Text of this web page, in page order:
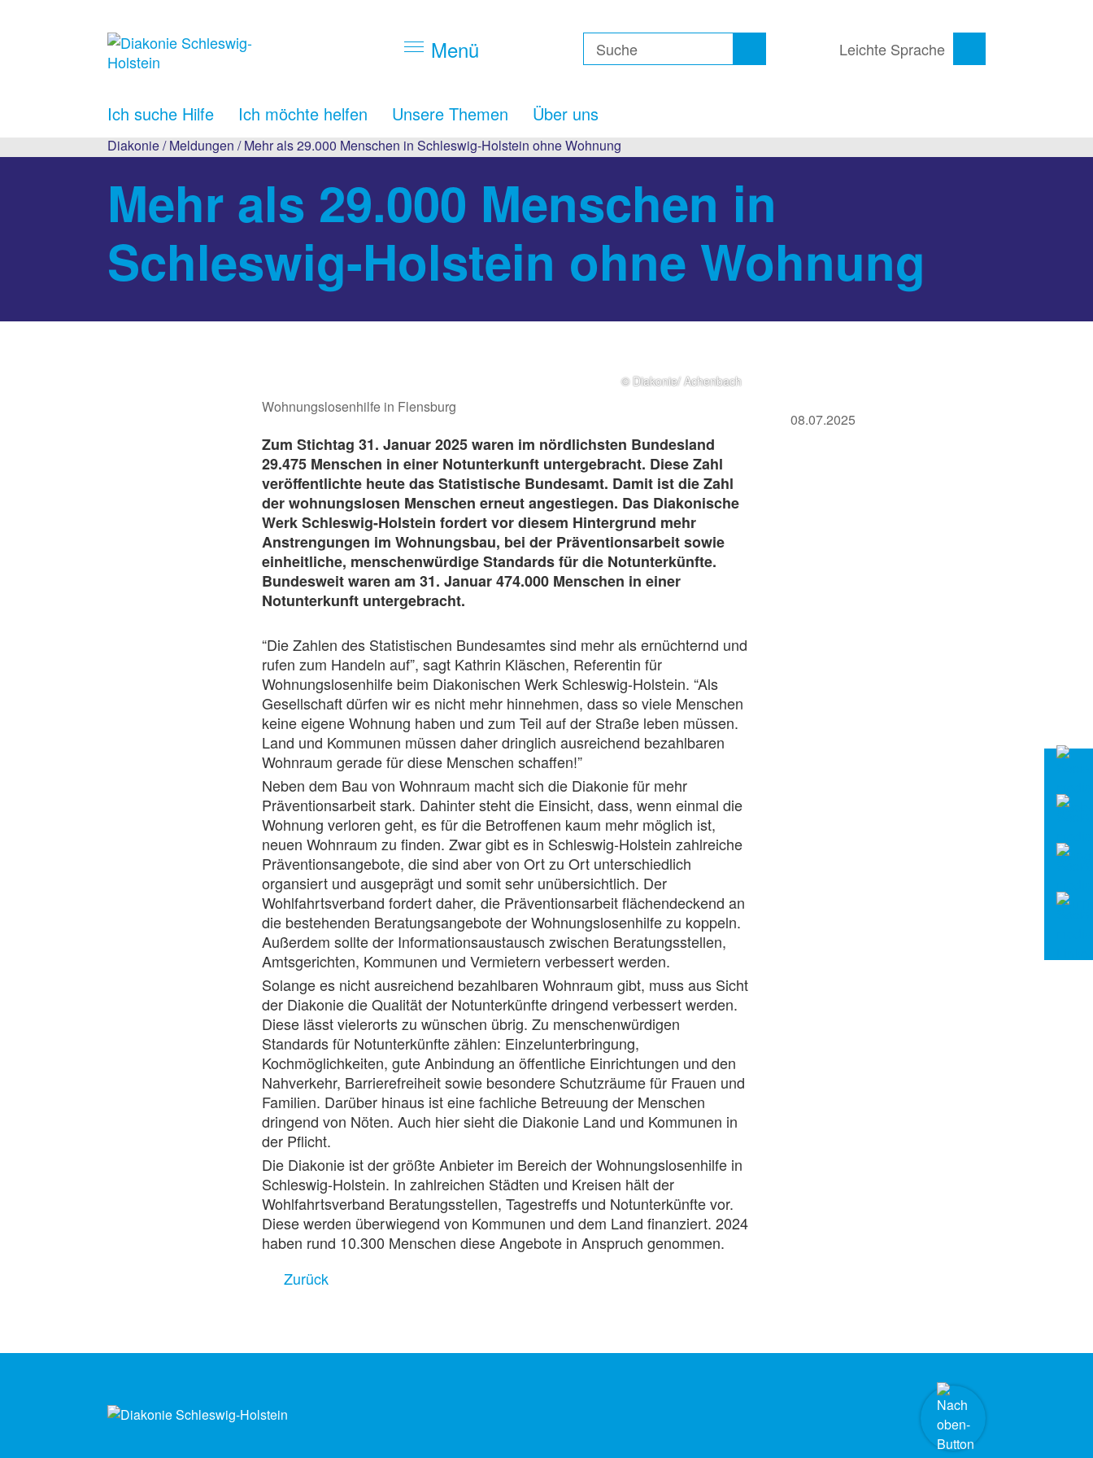
Menü Leichte Sprache
Ich suche Hilfe Ich möchte helfen Unsere Themen Über uns
Diakonie/Meldungen / Mehr als 29.000 Menschen in Schleswig-Holstein ohne Wohnung
Mehr als 29.000 Menschen in
Schleswig-Holstein ohne Wohnung
08.07.2025
Wohnungslosenhilfe in Flensburg
© Diakonie/ Achenbach
Zum Stichtag 31. Januar 2025 waren im nördlichsten Bundesland
29.475 Menschen in einer Notunterkunft untergebracht. Diese Zahl
veröffentlichte heute das Statistische Bundesamt. Damit ist die Zahl
der wohnungslosen Menschen erneut angestiegen. Das Diakonische
Werk Schleswig-Holstein fordert vor diesem Hintergrund mehr
Anstrengungen im Wohnungsbau, bei der Präventionsarbeit sowie
einheitliche, menschenwürdige Standards für die Notunterkünfte.
Bundesweit waren am 31. Januar 474.000 Menschen in einer
Notunterkunft untergebracht.
“Die Zahlen des Statistischen Bundesamtes sind mehr als ernüchternd und
rufen zum Handeln auf”, sagt Kathrin Kläschen, Referentin für
Wohnungslosenhilfe beim Diakonischen Werk Schleswig-Holstein. “Als
Gesellschaft dürfen wir es nicht mehr hinnehmen, dass so viele Menschen
keine eigene Wohnung haben und zum Teil auf der Straße leben müssen.
Land und Kommunen müssen daher dringlich ausreichend bezahlbaren
Wohnraum gerade für diese Menschen schaffen!”
Neben dem Bau von Wohnraum macht sich die Diakonie für mehr
Präventionsarbeit stark. Dahinter steht die Einsicht, dass, wenn einmal die
Wohnung verloren geht, es für die Betroffenen kaum mehr möglich ist,
neuen Wohnraum zu finden. Zwar gibt es in Schleswig-Holstein zahlreiche
Präventionsangebote, die sind aber von Ort zu Ort unterschiedlich
organsiert und ausgeprägt und somit sehr unübersichtlich. Der
Wohlfahrtsverband fordert daher, die Präventionsarbeit flächendeckend an
die bestehenden Beratungsangebote der Wohnungslosenhilfe zu koppeln.
Außerdem sollte der Informationsaustausch zwischen Beratungsstellen,
Amtsgerichten, Kommunen und Vermietern verbessert werden.
Solange es nicht ausreichend bezahlbaren Wohnraum gibt, muss aus Sicht
der Diakonie die Qualität der Notunterkünfte dringend verbessert werden.
Diese lässt vielerorts zu wünschen übrig. Zu menschenwürdigen
Standards für Notunterkünfte zählen: Einzelunterbringung,
Kochmöglichkeiten, gute Anbindung an öffentliche Einrichtungen und den
Nahverkehr, Barrierefreiheit sowie besondere Schutzräume für Frauen und
Familien. Darüber hinaus ist eine fachliche Betreuung der Menschen
dringend von Nöten. Auch hier sieht die Diakonie Land und Kommunen in
der Pflicht.
Die Diakonie ist der größte Anbieter im Bereich der Wohnungslosenhilfe in
Schleswig-Holstein. In zahlreichen Städten und Kreisen hält der
Wohlfahrtsverband Beratungsstellen, Tagestreffs und Notunterkünfte vor.
Diese werden überwiegend von Kommunen und dem Land finanziert. 2024
haben rund 10.300 Menschen diese Angebote in Anspruch genommen.
Zurück